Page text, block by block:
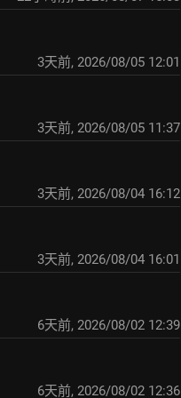
3天前, 2026/08/05 12:01
3天前, 2026/08/05 11:37
3天前, 2026/08/04 16:12
3天前, 2026/08/04 16:01
6天前, 2026/08/02 12:39
6天前, 2026/08/02 12:36